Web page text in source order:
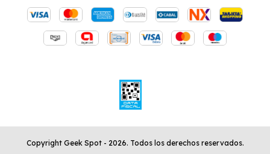
Copyright Geek Spot - 2026. Todos los derechos reservados.